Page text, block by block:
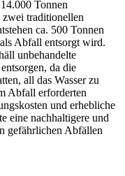
Tonnen
zwei traditionellen
ca. 500 Tonnen
Abfall entsorgt wird.
unbehandelte
da die
all das Wasser zu
Abfall erforderten
und erhebliche
eine nachhaltigere und
gefährlichen Abfällen